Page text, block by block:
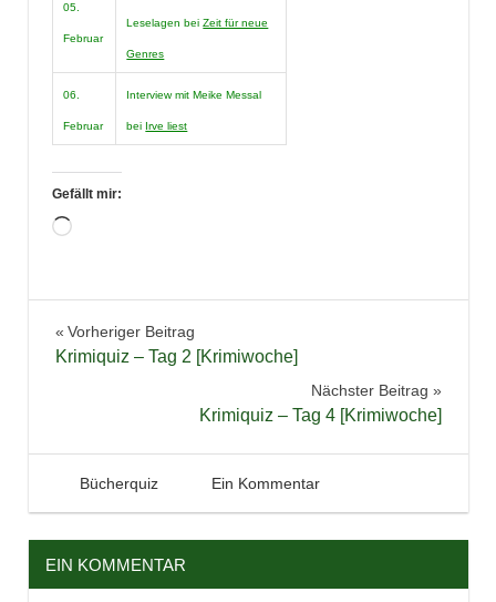
05.
Februar
Leselagen beiZeit für neue
Genres
06.
Februar
Interview mit Meike Messal
bei Irve liest
Gefällt mir:
Wird
Gewinnspiel
Beitragsnavigation
Vorheriger Beitrag
Krimiquiz – Tag 2 [Krimiwoche]
Nächster Beitrag
Krimiquiz – Tag 4 [Krimiwoche]
2. Februar 2022
Tintenhain
Bücherquiz Ein Kommentar
EIN KOMMENTAR